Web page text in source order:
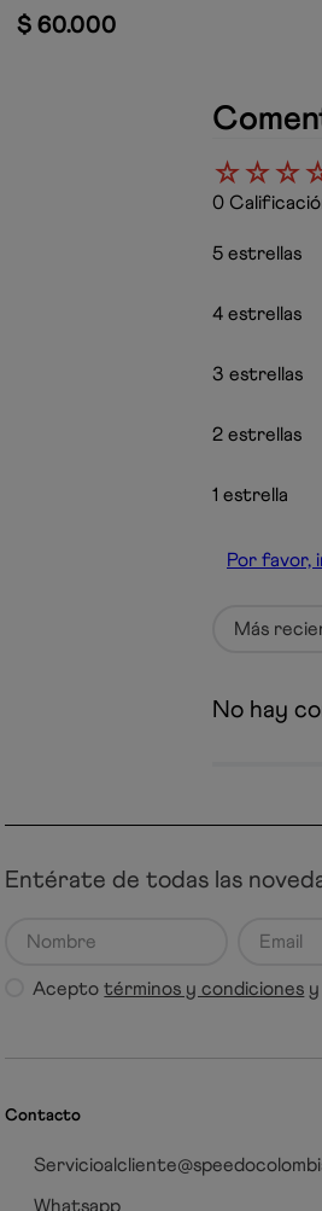
$ 60.000
☆☆☆
0
5 estrellas
4 estrellas
3 estrellas
2 estrellas
1 estrella
Por favor,
Más
No hay
Entérate de todas las
Aceptotérminos y condiciones y
Contacto
Whatsapp